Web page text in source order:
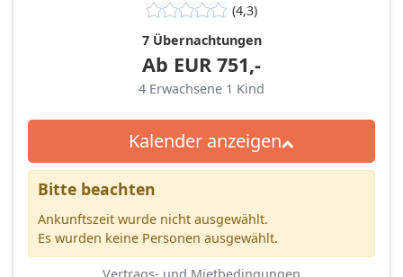
(4,3)
7 Übernachtungen
Ab EUR 751,-
4 Erwachsene 1 Kind
Kalender anzeigen
Bitte beachten
Ankunftszeit wurde nicht ausgewählt.
Es wurden keine Personen ausgewählt.